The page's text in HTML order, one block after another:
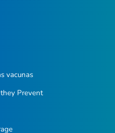
vacunas
Prevent